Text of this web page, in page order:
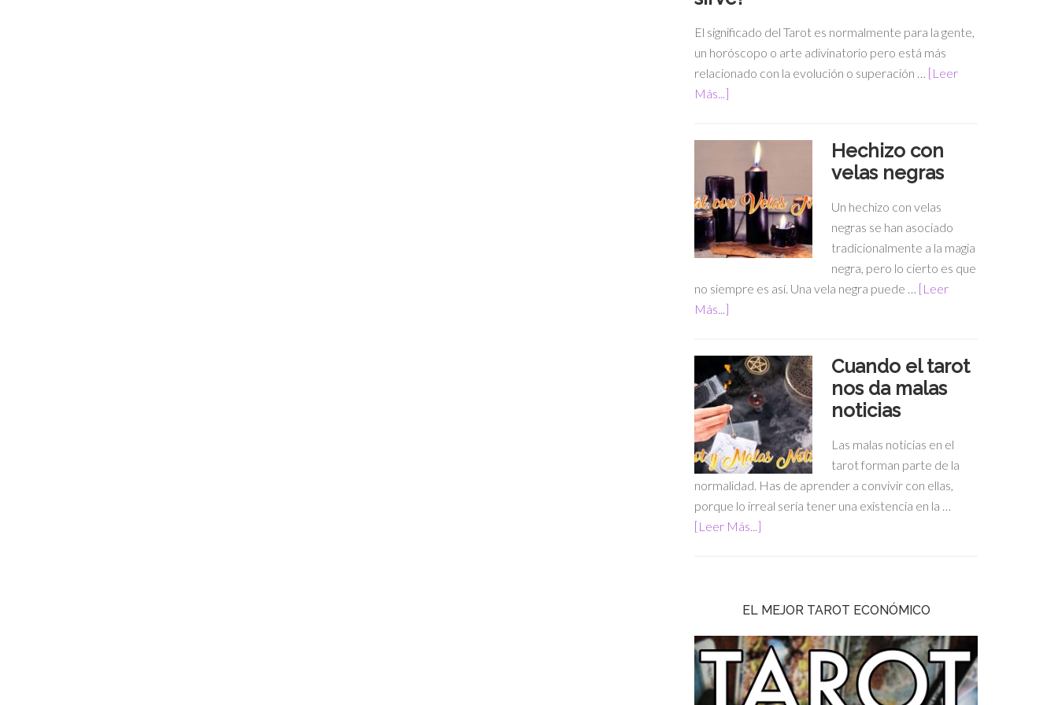
El significado del Tarot es normalmente para la gente,
un horóscopo o arte adivinatorio pero está más
relacionado con la evolución o superación … [Leer
Más...]
Hechizo con
velas negras
Un hechizo con velas
negras se han asociado
tradicionalmente a la magia
negra, pero lo cierto es que
no siempre es así. Una vela negra puede … [Leer
Más...]
Cuando el tarot
nos da malas
noticias
Las malas noticias en el
tarot forman parte de la
normalidad. Has de aprender a convivir con ellas,
porque lo irreal sería tener una existencia en la …
[Leer Más...]
EL MEJOR TAROT ECONÓMICO